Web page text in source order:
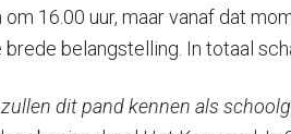
16.00 uur, maar vanaf dat
belangstelling. In totaal
dit pand kennen als